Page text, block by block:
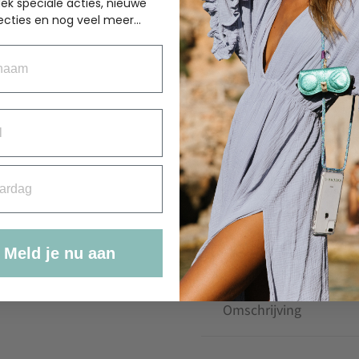
€49.95
Op
Mountain
giftset
aantal
Toevoegen aan
Omschrijving
speciale acties, nieuwe
en nog veel meer...
Meld je nu aan